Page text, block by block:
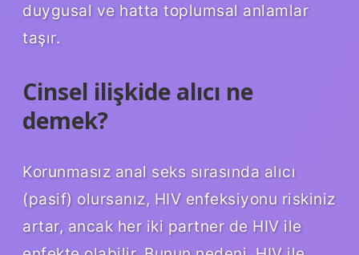
duygusal ve hatta toplumsal anlamlar
taşır.
Cinsel ilişkide alıcı ne
demek?
Korunmasız anal seks sırasında alıcı
(pasif) olursanız, HIV enfeksiyonu riskiniz
artar, ancak her iki partner de HIV ile